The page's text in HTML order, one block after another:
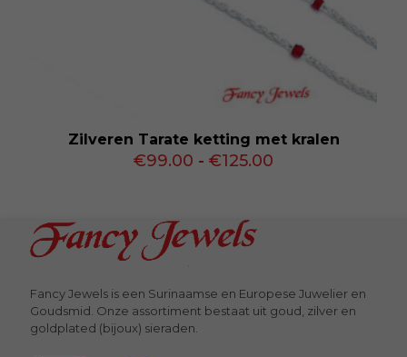
Zilveren Tarate ketting met kralen
€99.00 - €125.00
Fancy Jewels is een Surinaamse en Europese Juwelier en
Goudsmid. Onze assortiment bestaat uit goud, zilver en
goldplated (bijoux) sieraden.